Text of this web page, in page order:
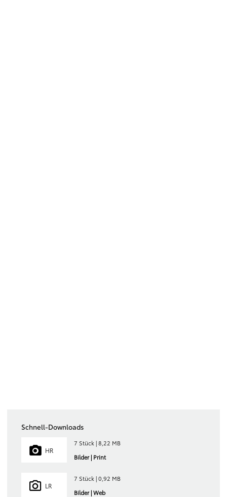
Schnell-Downloads
HR
7 Stück | 8,22 MB
Bilder | Print
LR
7 Stück | 0,92 MB
Bilder | Web